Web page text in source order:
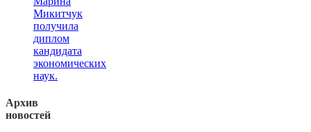
Микитчук
получила
диплом
кандидата
экономических
наук.
Архив
новостей